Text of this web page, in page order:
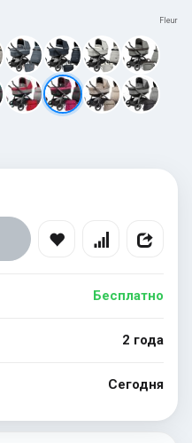
Fleur
Бесплатно
2 года
Сегодня